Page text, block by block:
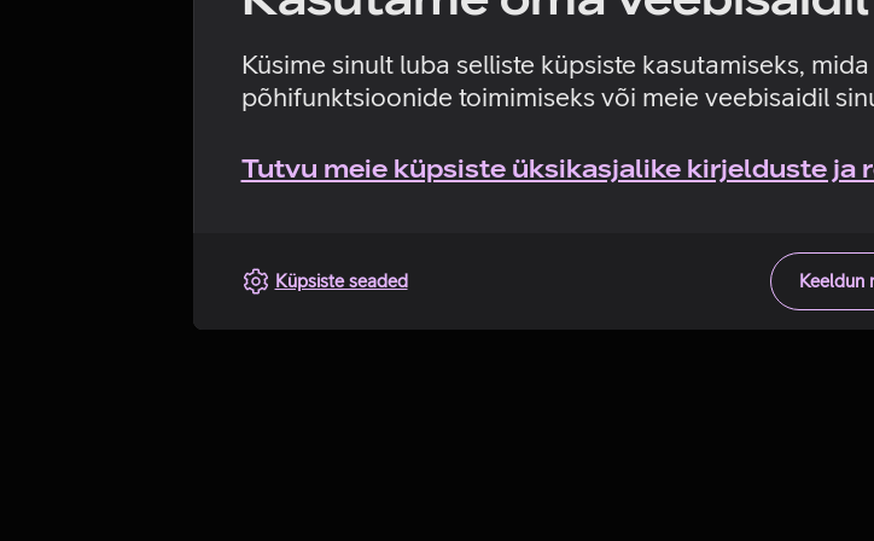
Küsime sinult luba selliste küpsiste kasutamiseks,
põhifunktsioonide toimimiseks või meie veebisaidil
Tutvu meie küpsiste üksikasjalike kirjelduste ja
Keeldun
Küpsiste seaded